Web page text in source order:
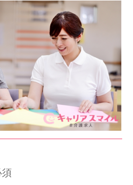
のお仕事について
利用者の声
WEB勤怠
連絡先一覧
須